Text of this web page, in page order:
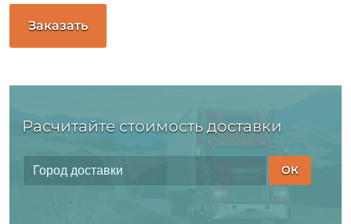
Заказать
Расчитайте стоимость доставки
ОК